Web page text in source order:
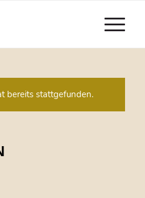
bereits stattgefunden.